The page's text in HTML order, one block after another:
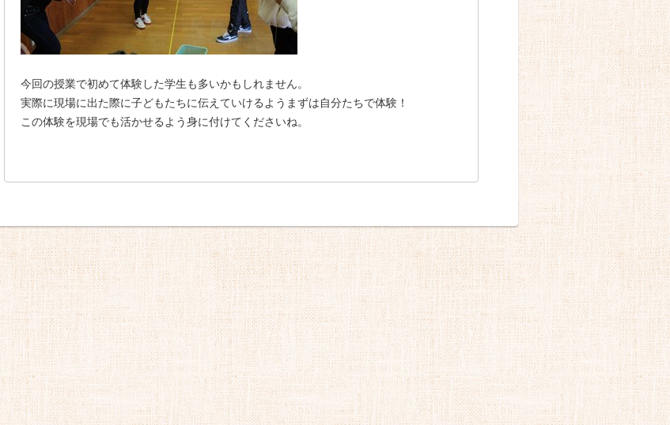
今回の授業で初めて体験した学生も多いかもしれません。
実際に現場に出た際に子どもたちに伝えていけるようまずは自分たちで体験！
この体験を現場でも活かせるよう身に付けてくださいね。